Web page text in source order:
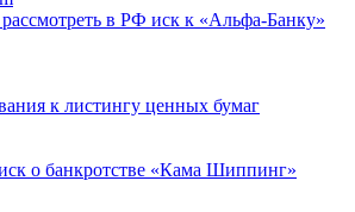
в РФ иск к «Альфа-Банку»
к листингу ценных бумаг
о банкротстве «Кама Шиппинг»